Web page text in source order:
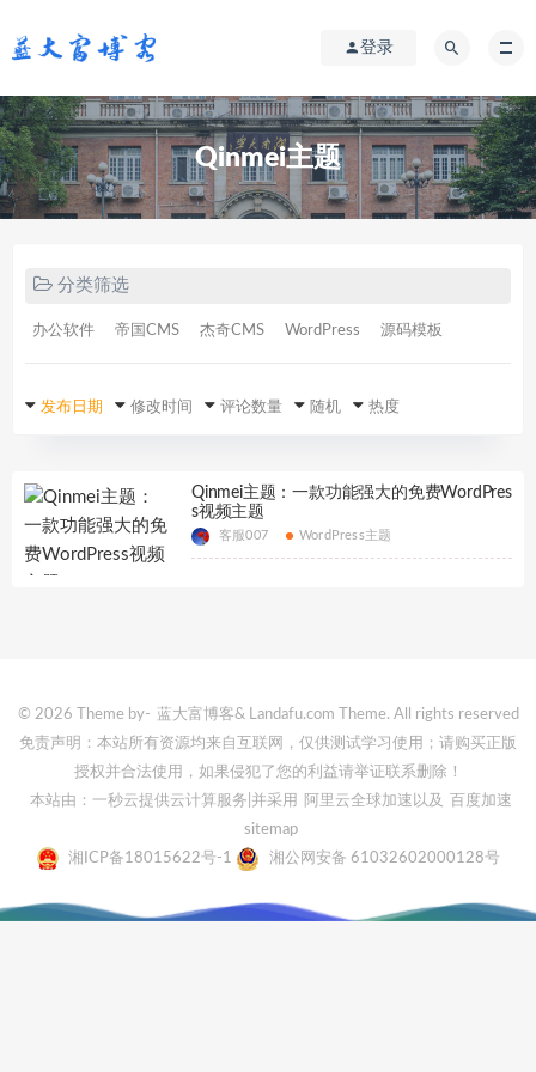
登录
Qinmei主题
分类筛选
办公软件 帝国CMS 杰奇CMS WordPress 源码模板
发布日期 修改时间 评论数量 随机 热度
Qinmei主题：一款功能强大的免费WordPres
s视频主题
客服007 WordPress主题
© 2026 Theme by- 蓝大富博客& Landafu.com Theme. All rights reserved
免责声明：本站所有资源均来自互联网，仅供测试学习使用；请购买正版
授权并合法使用，如果侵犯了您的利益请举证联系删除！
本站由：一秒云提供云计算服务 |并采用 阿里云全球加速 以及
百度加速
sitemap
湘ICP备18015622号-1
湘公网安备 61032602000128号